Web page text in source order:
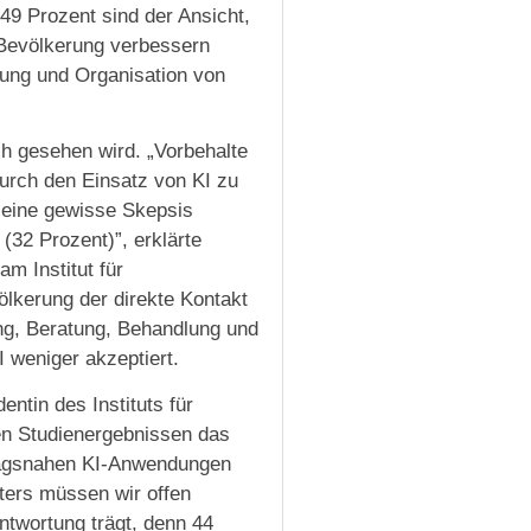
Prozent sind der Ansicht,
verbessern
und Organisation von
gesehen wird. „Vorbehalte
den Einsatz von KI zu
gewisse Skepsis
Prozent)”, erklärte
Institut für
der direkte Kontakt
Beratung, Behandlung und
weniger akzeptiert.
des Instituts für
Studienergebnissen das
KI-Anwendungen
müssen wir offen
trägt, denn 44